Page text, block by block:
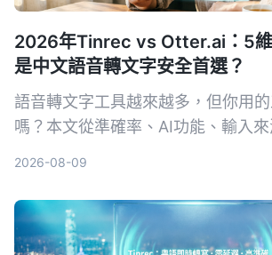
2026年Tinrec vs Otter.ai：5
是中文語音轉文字安全首選？
語音轉文字工具越來越多，但你用
嗎？本文從準確率、AI功能、輸入
選出最適合且可靠的工具。
2026-08-09